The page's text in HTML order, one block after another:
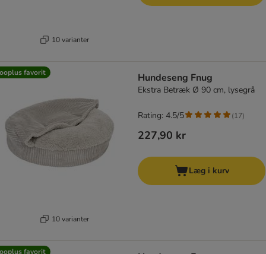
10 varianter
favorit
10 varianter
Hundeseng Fnug
Ekstra Betræk Ø 90 cm, lysegrå
227,90 kr
Rating: 4.5/5 (17)
Læg i kurv
favorit